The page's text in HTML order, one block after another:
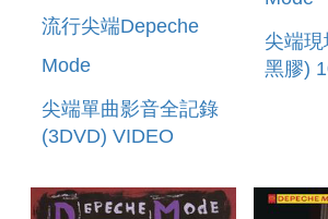
流行尖端Depeche
Mode
尖端單曲影音全記錄
(3DVD) VIDEO
(3DVD)
尖端
黑膠)